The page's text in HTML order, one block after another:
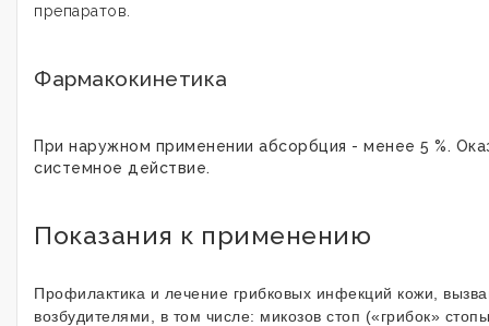
препаратов.
Фармакокинетика
При наружном применении абсорбция - менее 5 %.
системное действие.
Показания к применению
Профилактика и лечение грибковых инфекций кожи,
возбудителями, в том числе: микозов стоп («грибок»